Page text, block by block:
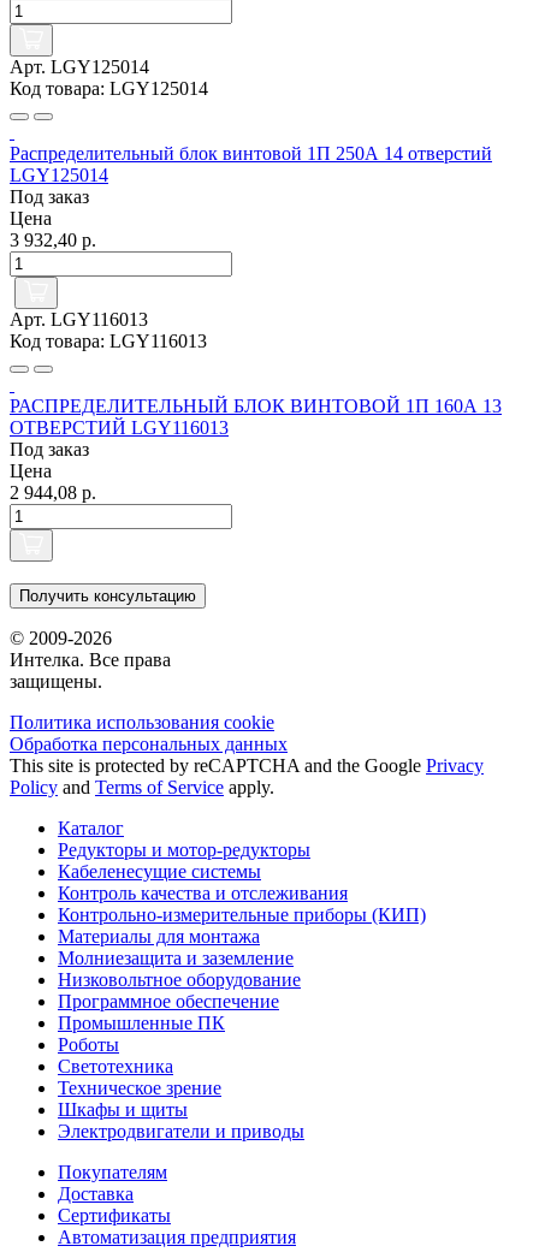
Арт. LGY125014
Код товара: LGY125014
Распределительный блок винтовой 1П 250А 14 отверстий
LGY125014
Под заказ
Цена
3 932,40 р.
Арт. LGY116013
Код товара: LGY116013
РАСПРЕДЕЛИТЕЛЬНЫЙ БЛОК ВИНТОВОЙ 1П 160А 13
ОТВЕРСТИЙ LGY116013
Под заказ
Цена
2 944,08 р.
Получить консультацию
© 2009-2026
Интелка. Все права
защищены.
Политика использования сookie
Обработка персональных данных
This site is protected by reCAPTCHA and the Google Privacy
Policy and Terms of Service apply.
Каталог
Редукторы и мотор-редукторы
Кабеленесущие системы
Контроль качества и отслеживания
Контрольно-измерительные приборы (КИП)
Материалы для монтажа
Молниезащита и заземление
Низковольтное оборудование
Программное обеспечение
Промышленные ПК
Роботы
Светотехника
Техническое зрение
Шкафы и щиты
Электродвигатели и приводы
Покупателям
Доставка
Сертификаты
Автоматизация предприятия